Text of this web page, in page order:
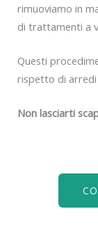
rimuoviamo in
di trattamenti a
Questi
rispetto di
Non lasciarti